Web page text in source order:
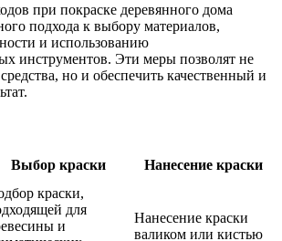
при покраске деревянного дома
подхода к выбору материалов,
и использованию
инструментов. Эти меры позволят не
но и обеспечить качественный и
Выбор краски Нанесение краски
краски,
для
и
Нанесение краски
валиком или кистью